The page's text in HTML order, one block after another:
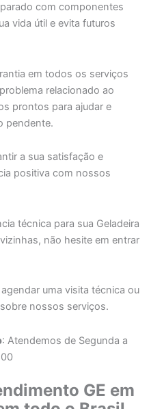
com componentes
vida útil e evita futuros
em todos os serviços
relacionado ao
prontos para ajudar e
pendente.
a sua satisfação e
positiva com nossos
técnica para sua Geladeira
não hesite em entrar
uma visita técnica ou
nossos serviços.
: Atendemos de Segunda a
GE em